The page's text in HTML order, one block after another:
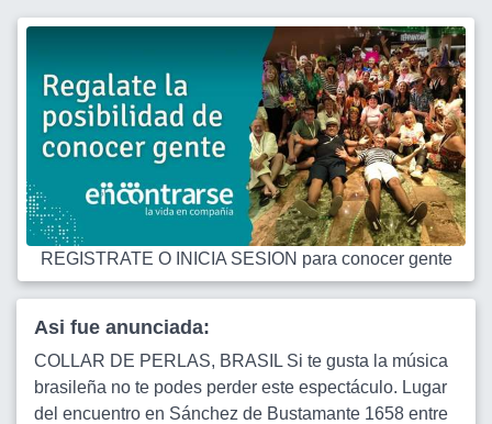
REGISTRATE O INICIA SESION para conocer gente
Asi fue anunciada:
COLLAR DE PERLAS, BRASIL Si te gusta la música
brasileña no te podes perder este espectáculo. Lugar
del encuentro en Sánchez de Bustamante 1658 entre